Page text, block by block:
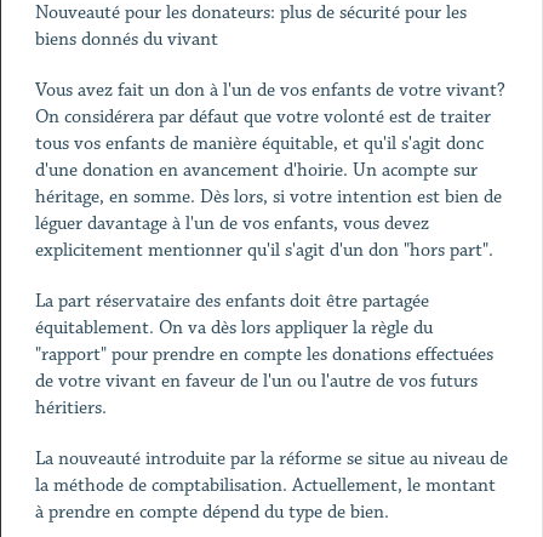
Nouveauté pour les donateurs: plus de sécurité pour les
biens donnés du vivant
Vous avez fait un don à l'un de vos enfants de votre vivant?
On considérera par défaut que votre volonté est de traiter
tous vos enfants de manière équitable, et qu'il s'agit donc
d'une donation en avancement d'hoirie. Un acompte sur
héritage, en somme. Dès lors, si votre intention est bien de
léguer davantage à l'un de vos enfants, vous devez
explicitement mentionner qu'il s'agit d'un don "hors part".
La part réservataire des enfants doit être partagée
équitablement. On va dès lors appliquer la règle du
"rapport" pour prendre en compte les donations effectuées
de votre vivant en faveur de l'un ou l'autre de vos futurs
héritiers.
La nouveauté introduite par la réforme se situe au niveau de
la méthode de comptabilisation. Actuellement, le montant
à prendre en compte dépend du type de bien.